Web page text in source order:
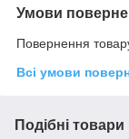
Умови
Повернення
Всі умови
Подібні товари